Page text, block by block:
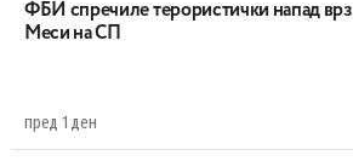
ФБИ спречиле терористички напад врз
Меси на СП
пред 1 ден